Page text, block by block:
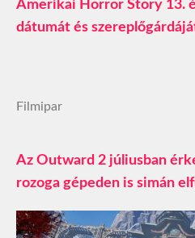
Amerikai Horror Story 13.
dátumát és
Filmipar
Az Outward 2 júliusban
rozoga gépeden is simán